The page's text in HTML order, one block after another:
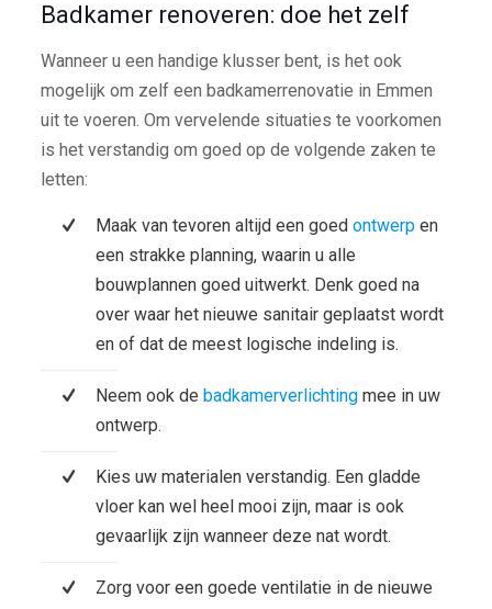
Badkamer renoveren: doe het zelf
Wanneer u een handige klusser bent, is het ook
mogelijk om zelf een badkamerrenovatie in Emmen
uit te voeren. Om vervelende situaties te voorkomen
is het verstandig om goed op de volgende zaken te
letten:
Maak van tevoren altijd een goed ontwerp en
een strakke planning, waarin u alle
bouwplannen goed uitwerkt. Denk goed na
over waar het nieuwe sanitair geplaatst wordt
en of dat de meest logische indeling is.
Neem ook de badkamerverlichtingmee in uw
ontwerp.
Kies uw materialen verstandig. Een gladde
vloer kan wel heel mooi zijn, maar is ook
gevaarlijk zijn wanneer deze nat wordt.
Zorg voor een goede ventilatie in de nieuwe